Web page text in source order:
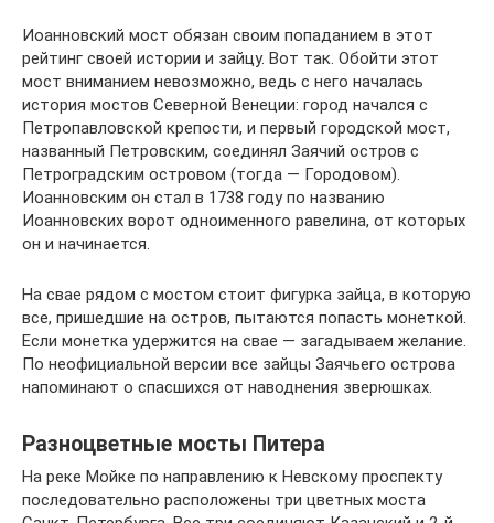
Иоанновский мост обязан своим попаданием в этот
рейтинг своей истории и зайцу. Вот так. Обойти этот
мост вниманием невозможно, ведь с него началась
история мостов Северной Венеции: город начался с
Петропавловской крепости, и первый городской мост,
названный Петровским, соединял Заячий остров с
Петроградским островом (тогда — Городовом).
Иоанновским он стал в 1738 году по названию
Иоанновских ворот одноименного равелина, от которых
он и начинается.
На свае рядом с мостом стоит фигурка зайца, в которую
все, пришедшие на остров, пытаются попасть монеткой.
Если монетка удержится на свае — загадываем желание.
По неофициальной версии все зайцы Заячьего острова
напоминают о спасшихся от наводнения зверюшках.
Разноцветные мосты Питера
На реке Мойке по направлению к Невскому проспекту
последовательно расположены три цветных моста